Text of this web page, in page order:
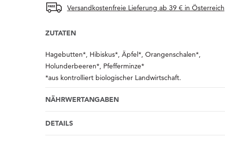
Versandkostenfreie Lieferung ab 39 € in Österreich
ZUTATEN
Hagebutten*, Hibiskus*, Äpfel*, Orangenschalen*,
Holunderbeeren*, Pfefferminze*
*aus kontrolliert biologischer Landwirtschaft.
NÄHRWERTANGABEN
DETAILS